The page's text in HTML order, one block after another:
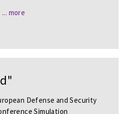
... more
Defense and Security
Simulation